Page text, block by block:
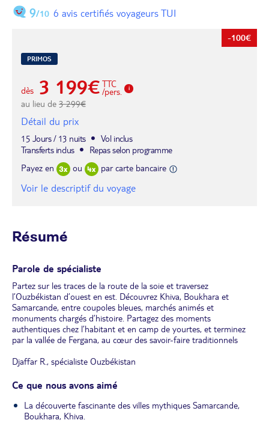
9/10 6 avis certifiés voyageurs TUI
-100€
PRIMOS
dès 3 199€ TTC
/pers.
au lieu de 3 299€
Détail du prix
15 Jours / 13 nuits
Vol inclus
Transferts inclus
Repas selon programme
Payez en
ou par carte bancaire
Voir le descriptif du voyage
Résumé
Parole de spécialiste
Partez sur les traces de la route de la soie et traversez
l’Ouzbékistan d’ouest en est. Découvrez Khiva, Boukhara et
Samarcande, entre coupoles bleues, marchés animés et
monuments chargés d’histoire. Partagez des moments
authentiques chez l’habitant et en camp de yourtes, et terminez
par la vallée de Fergana, au cœur des savoir-faire traditionnels
Djaffar R., spécialiste Ouzbékistan
Ce que nous avons aimé
La découverte fascinante des villes mythiques Samarcande,
Boukhara, Khiva.